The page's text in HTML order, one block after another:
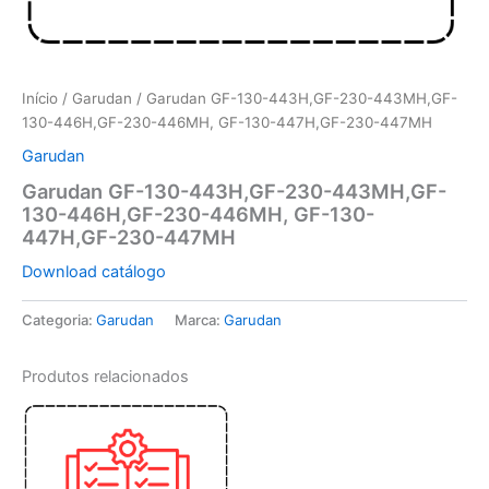
Início / Garudan / Garudan GF-130-443H,GF-230-443MH,GF-
130-446H,GF-230-446MH, GF-130-447H,GF-230-447MH
Garudan
Garudan GF-130-443H,GF-230-443MH,GF-
130-446H,GF-230-446MH, GF-130-
447H,GF-230-447MH
Download catálogo
Categoria: Garudan Marca: Garudan
Produtos relacionados